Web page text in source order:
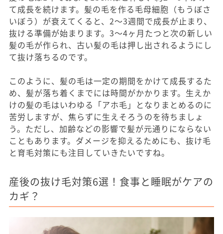
て成長を続けます。髪の毛を作る毛母細胞（もうぼさ
いぼう）が衰えてくると、2～3週間で成長が止まり、
抜ける準備が始まります。3～4ヶ月たつと次の新しい
髪の毛が作られ、古い髪の毛は押し出されるようにし
て抜け落ちるのです。
このように、髪の毛は一定の期間をかけて成長するた
め、髪が落ち着くまでには時間がかかります。生えか
けの髪の毛はいわゆる「アホ毛」となりまとめるのに
苦労しますが、焦らずに生えそろうのを待ちましょ
う。ただし、加齢などの影響で髪が元通りにならない
こともあります。ダメージを抑えるためにも、抜け毛
と育毛対策にも注目していきたいですね。
産後の抜け毛対策6選！食事と睡眠がケアの
カギ？